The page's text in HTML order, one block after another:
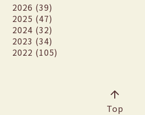
2026 (39)
2025 (47)
2024 (32)
2023 (34)
2022 (105)
Top